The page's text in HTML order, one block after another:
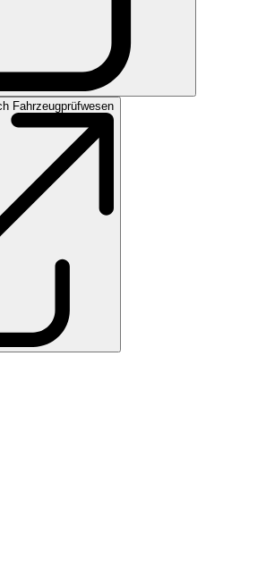
Fahrzeugprüfwesen